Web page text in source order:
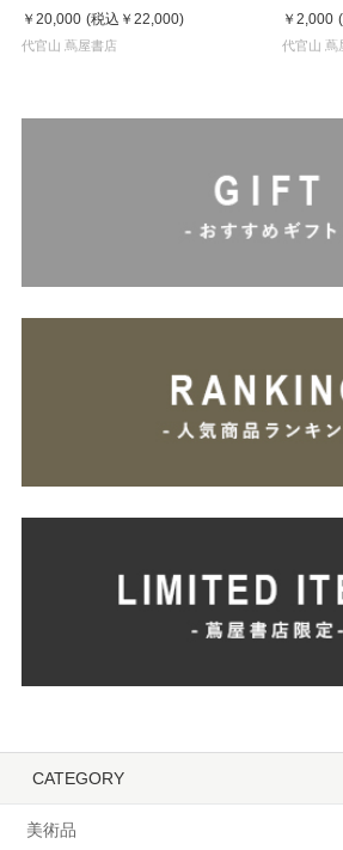
CANVAS PRINT / KTHN-CP
Untitled 1 ※通常商品との同時購入
￥20,000 (税込 ￥22,000)
代官山 蔦屋書店
KEY
2
￥2,000
代官山 蔦
CATEGORY
美術品